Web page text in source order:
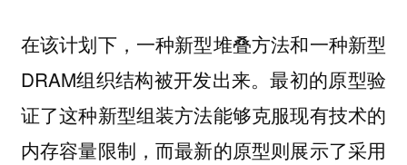
在该计划下，一种新型堆叠方法和一种新型
DRAM组织结构被开发出来。最初的原型验
证了这种新型组装方法能够克服现有技术的
内存容量限制，而最新的原型则展示了采用